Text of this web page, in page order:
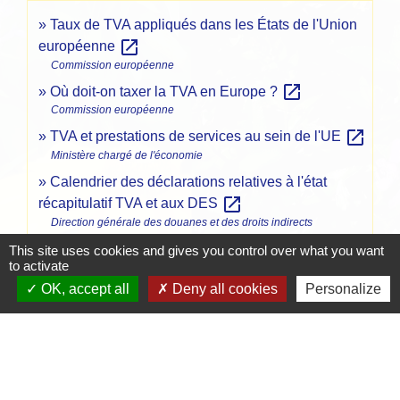
Taux de TVA appliqués dans les États de l'Union
européenne open_in_new
Commission européenne
Où doit-on taxer la TVA en Europe ? open_in_new
Commission européenne
TVA et prestations de services au sein de l'UE open_in_new
Ministère chargé de l'économie
Calendrier des déclarations relatives à l'état
récapitulatif TVA et aux DES open_in_new
Direction générale des douanes et des droits indirects
Signaler une erreur sur cette page
This site uses cookies and gives you control over what you want
to activate
OK, accept all
Deny all cookies Personalize